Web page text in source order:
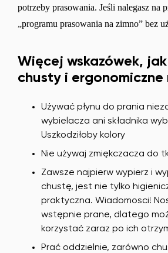
potrzeby prasowania. Jeśli nalegasz na
„programu prasowania na zimno” bez
Więcej wskazówek,
chusty i ergonomiczne
Używać płynu do prania
wybielacza ani składnika
Uszkodziłoby kolory
Nie używaj zmiękczacza do
Zawsze najpierw wypierz i
chustę, jest nie tylko
praktyczna. Wiadomosci!
wstępnie prane, dlatego
korzystać zaraz po ich
Prać oddzielnie, zarówno